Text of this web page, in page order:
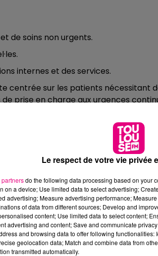
de soins non urgents.
internes et des services.
centrée sur les patients nécessitant
prise en charge aux urgences
médecin de ville disponible ou une
0h00 - 2h00
Toulouse FM
Le respect de votre vie privée
do the following data processing based on your
on a device; Use limited data to select advertising;
advertising; Measure advertising performance;
of data from different sources; Develop and
content; Use limited data to select content;
advertising and content; Save and communicate
and browsing data to offer following
geolocation data; Match and combine data from
transmitted automatically.